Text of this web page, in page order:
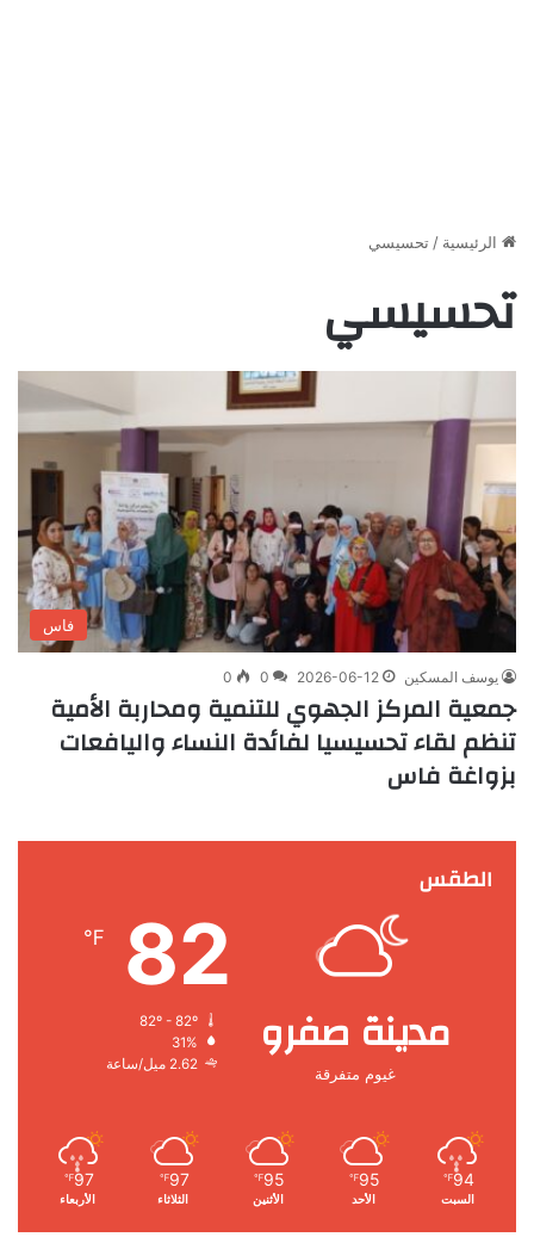
الرئيسية / تحسيسي
تحسيسي
فاس
يوسف المسكين 2026-06-12
0
0
جمعية المركز الجهوي للتنمية ومحاربة الأمية
تنظم لقاء تحسيسيا لفائدة النساء واليافعات
بزواغة فاس
الطقس
مدينة صفرو
غيوم متفرقة
82
℉
31%
2.62 ميل/ساعة
94
℉
السبت
95
℉
الأحد
95
℉
الأثنين
97
℉
الثلاثاء
97
℉
الأربعاء